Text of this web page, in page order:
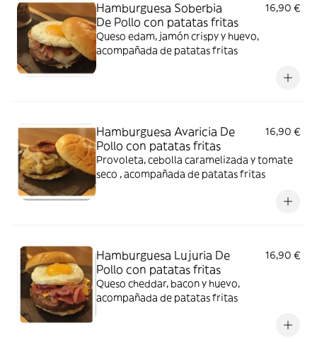
Hamburguesa Soberbia
De Pollo con patatas fritas
16,90 €
Queso edam, jamón crispy y huevo,
acompañada de patatas fritas
Hamburguesa Avaricia De
Pollo con patatas fritas
16,90 €
Provoleta, cebolla caramelizada y tomate
seco , acompañada de patatas fritas
Hamburguesa Lujuria De
Pollo con patatas fritas
16,90 €
Queso cheddar, bacon y huevo,
acompañada de patatas fritas